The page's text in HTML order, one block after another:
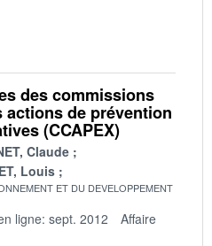
des commissions
de prévention
(CCAPEX)
Claude
Louis
ET DU DEVELOPPEMENT
ligne: sept. 2012
Affaire